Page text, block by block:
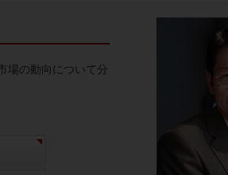
場の動向について分
純パラジウ